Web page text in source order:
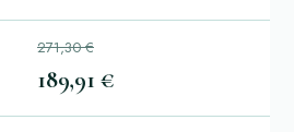
271,30 €
189,91 €